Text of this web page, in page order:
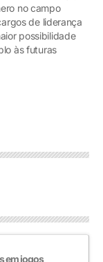
no campo
de liderança
possibilidade
às futuras
em jogos